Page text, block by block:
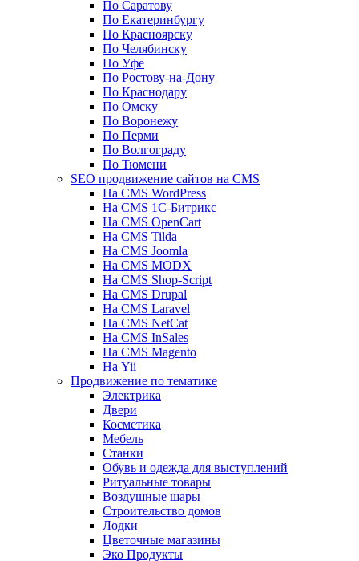
По Саратову
По Екатеринбургу
По Красноярску
По Челябинску
По Уфе
По Ростову-на-Дону
По Краснодару
По Омску
По Воронежу
По Перми
По Волгограду
По Тюмени
SEO продвижение сайтов на CMS
На CMS WordPress
На CMS 1С-Битрикс
На CMS OpenCart
На CMS Tilda
На CMS Joomla
На CMS MODX
На CMS Shop-Script
На CMS Drupal
На CMS Laravel
На CMS NetCat
На CMS InSales
На CMS Magento
На Yii
Продвижение по тематике
Электрика
Двери
Косметика
Мебель
Станки
Обувь и одежда для выступлений
Ритуальные товары
Воздушные шары
Строительство домов
Лодки
Цветочные магазины
Эко Продукты